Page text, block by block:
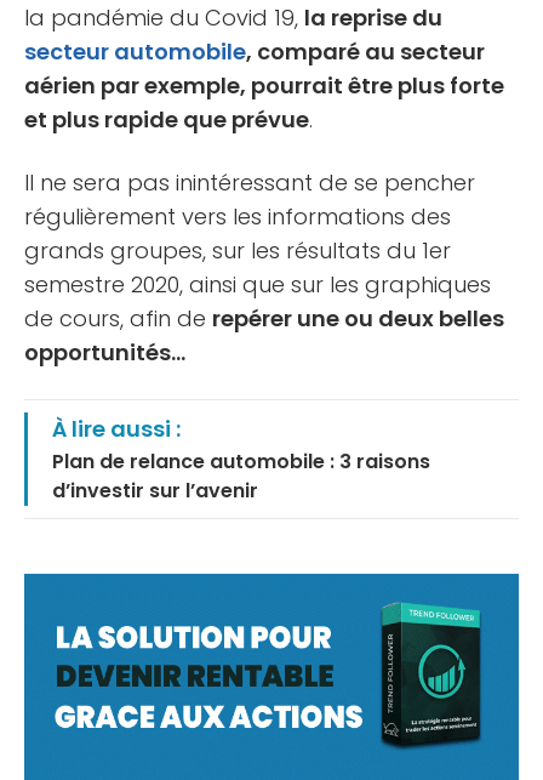
la pandémie du Covid 19, la reprise du
secteur automobile, comparé au secteur
aérien par exemple, pourrait être plus forte
et plus rapide que prévue.
Il ne sera pas inintéressant de se pencher
régulièrement vers les informations des
grands groupes, sur les résultats du 1er
semestre 2020, ainsi que sur les graphiques
de cours, afin de repérer une ou deux belles
opportunités…
À lire aussi :
Plan de relance automobile : 3 raisons
d’investir sur l’avenir